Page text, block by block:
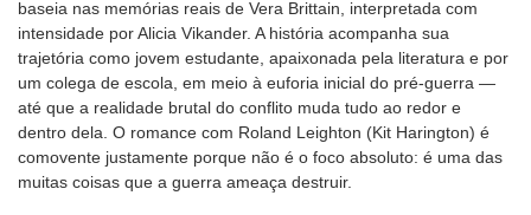
baseia nas memórias reais de Vera Brittain, interpretada com
intensidade por Alicia Vikander. A história acompanha sua
trajetória como jovem estudante, apaixonada pela literatura e por
um colega de escola, em meio à euforia inicial do pré-guerra —
até que a realidade brutal do conflito muda tudo ao redor e
dentro dela. O romance com Roland Leighton (Kit Harington) é
comovente justamente porque não é o foco absoluto: é uma das
muitas coisas que a guerra ameaça destruir.